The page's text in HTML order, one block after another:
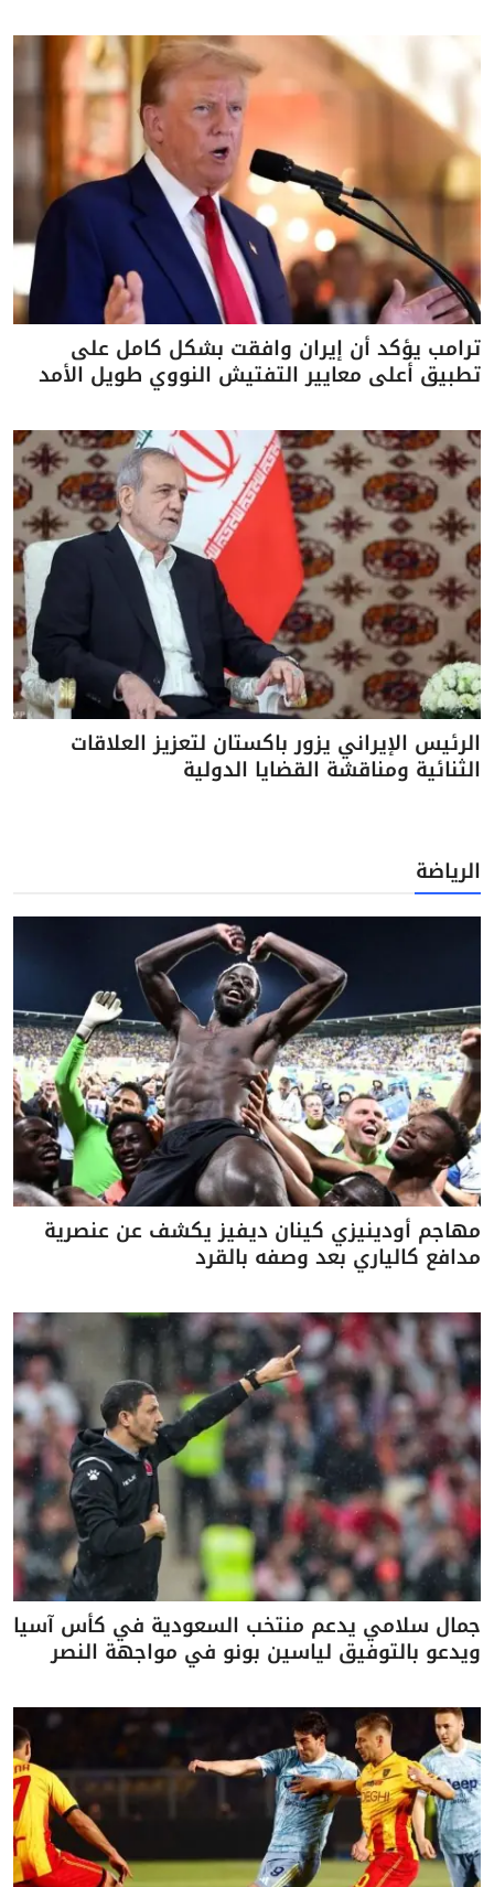
ترامب يؤكد أن إيران وافقت بشكل كامل على
تطبيق أعلى معايير التفتيش النووي طويل الأمد
الرئيس الإيراني يزور باكستان لتعزيز العلاقات
الثنائية ومناقشة القضايا الدولية
الرياضة
مهاجم أودينيزي كينان ديفيز يكشف عن عنصرية
مدافع كالياري بعد وصفه بالقرد
جمال سلامي يدعم منتخب السعودية في كأس آسيا
ويدعو بالتوفيق لياسين بونو في مواجهة النصر